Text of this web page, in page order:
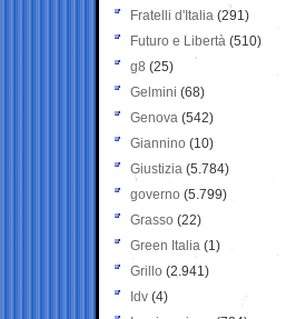
Fratelli d'Italia (291)
Futuro e Libertà (510)
g8 (25)
Gelmini (68)
Genova (542)
Giannino (10)
Giustizia (5.784)
governo (5.799)
Grasso (22)
Green Italia (1)
Grillo (2.941)
Idv (4)